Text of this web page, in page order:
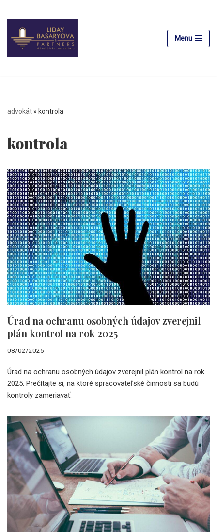
Preskočiť
na
obsah
Menu
advokát » kontrola
kontrola
Úrad na ochranu osobných údajov zverejnil
plán kontrol na rok 2025
08/02/2025
Úrad na ochranu osobných údajov zverejnil plán kontrol na rok
2025. Prečítajte si, na ktoré spracovateľské činnosti sa budú
kontroly zameriavať.